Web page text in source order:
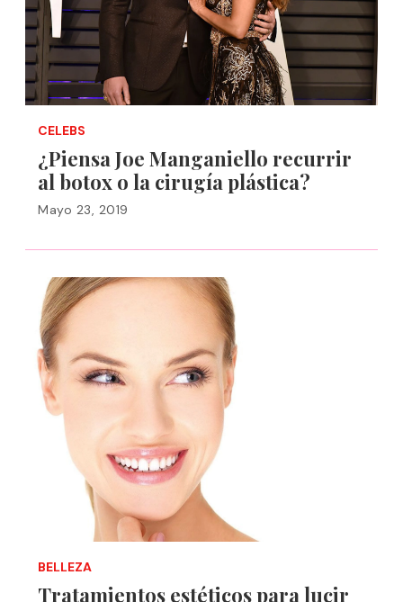
CELEBS
¿Piensa Joe Manganiello recurrir
al botox o la cirugía plástica?
Mayo 23, 2019
BELLEZA
Tratamientos estéticos para lucir